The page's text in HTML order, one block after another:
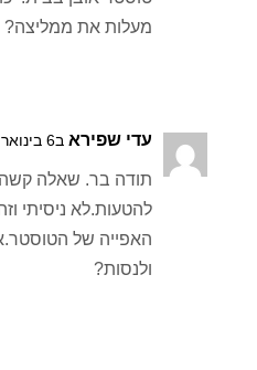
מעלות את ממליצה?
עדי שפירא ב6 בינואר 2018 ב12:16
תודה בר. שאלה
להטעות.לא ניסיתי
האפייה של
ולנסות?